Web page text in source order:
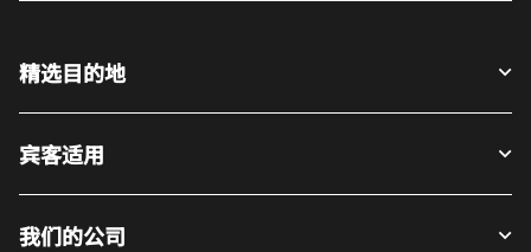
精选目的地
宾客适用
我们的公司